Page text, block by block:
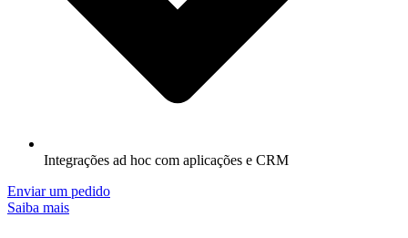
Integrações ad hoc com aplicações e CRM
Enviar um pedido
Saiba mais